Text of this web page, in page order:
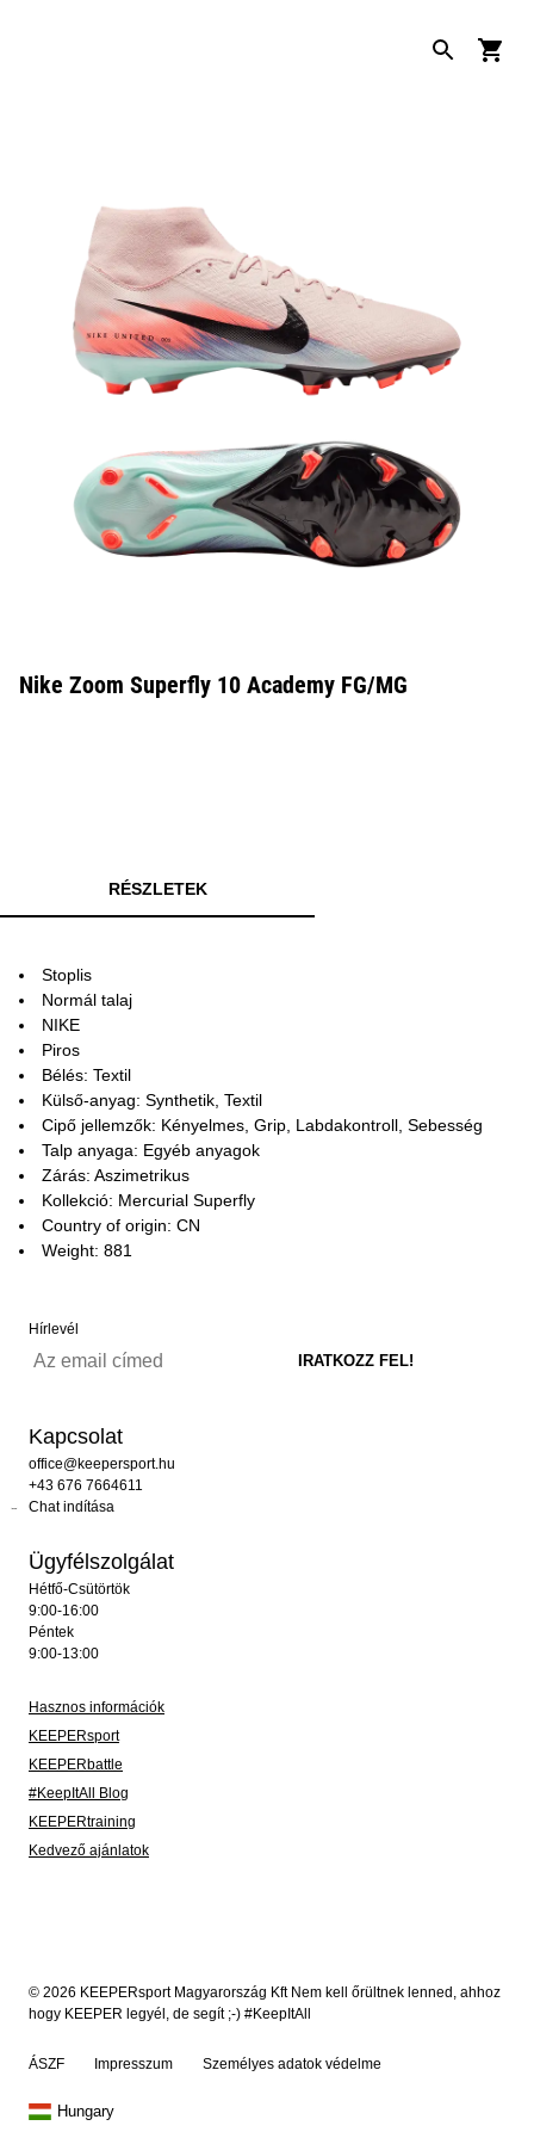
Nike Zoom Superfly 10 Academy FG/MG
RÉSZLETEK
Stoplis
Normál talaj
NIKE
Piros
Bélés: Textil
Külső-anyag: Synthetik, Textil
Cipő jellemzők: Kényelmes, Grip, Labdakontroll, Sebesség
Talp anyaga: Egyéb anyagok
Zárás: Aszimetrikus
Kollekció: Mercurial Superfly
Country of origin: CN
Weight: 881
Hírlevél
Kapcsolat
office@keepersport.hu
+43 676 7664611
Chat indítása
Ügyfélszolgálat
Hétfő-Csütörtök
9:00-16:00
Péntek
9:00-13:00
Hasznos információk
KEEPERsport
KEEPERbattle
#KeepItAll Blog
KEEPERtraining
Kedvező ajánlatok
© 2026 KEEPERsport Magyarország Kft Nem kell őrültnek lenned, ahhoz
hogy KEEPER legyél, de segít ;-) #KeepItAll
ÁSZF Impresszum Személyes adatok védelme
Hungary